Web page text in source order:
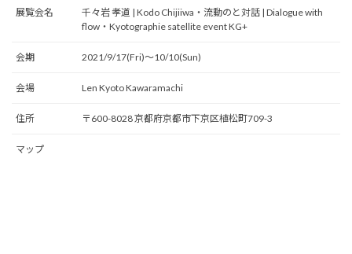
展覧会名
千々岩 孝道 | Kodo Chijiiwa・流動のと対話 | Dialogue with
flow・Kyotographie satellite event KG+
会期 2021/9/17(Fri)〜10/10(Sun)
会場 Len Kyoto Kawaramachi
住所 〒600-8028 京都府京都市下京区植松町709-3
マップ